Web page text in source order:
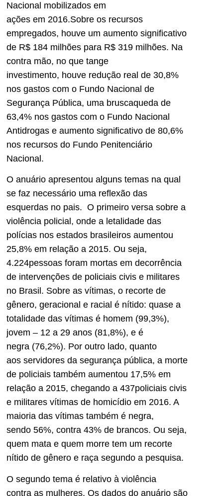
Nacional mobilizados em
ações em 2016.Sobre os recursos
empregados, houve um aumento significativo
de R$ 184 milhões para R$ 319 milhões. Na
contra mão, no que tange
investimento, houve redução real de 30,8%
nos gastos com o Fundo Nacional de
Segurança Pública, uma bruscaqueda de
63,4% nos gastos com o Fundo Nacional
Antidrogas e aumento significativo de 80,6%
nos recursos do Fundo Penitenciário
Nacional.
O anuário apresentou alguns temas na qual
se faz necessário uma reflexão das
esquerdas no pais. O primeiro versa sobre a
violência policial, onde a letalidade das
polícias nos estados brasileiros aumentou
25,8% em relação a 2015. Ou seja,
4.224pessoas foram mortas em decorrência
de intervenções de policiais civis e militares
no Brasil. Sobre as vítimas, o recorte de
gênero, geracional e racial é nítido: quase a
totalidade das vítimas é homem (99,3%),
jovem – 12 a 29 anos (81,8%), e é
negra (76,2%). Por outro lado, quanto
aos servidores da segurança pública, a morte
de policiais também aumentou 17,5% em
relação a 2015, chegando a 437policiais civis
e militares vítimas de homicídio em 2016. A
maioria das vítimas também é negra,
sendo 56%, contra 43% de brancos. Ou seja,
quem mata e quem morre tem um recorte
nítido de gênero e raça segundo a pesquisa.
O segundo tema é relativo à violência
contra as mulheres. Os dados do anuário são